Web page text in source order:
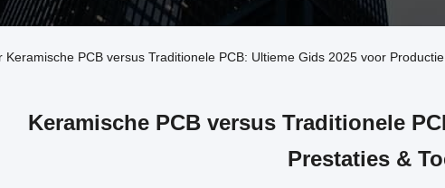
Keramische PCB versus Traditionele PCB: Ultieme Gids 2025 voor
Keramische PCB versus Traditionele
Prestaties &